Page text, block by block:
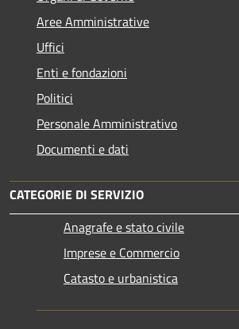
Aree Amministrative
Uffici
Enti e fondazioni
Politici
Personale Amministrativo
Documenti e dati
CATEGORIE DI SERVIZIO
Anagrafe e stato civile
Imprese e Commercio
Catasto e urbanistica